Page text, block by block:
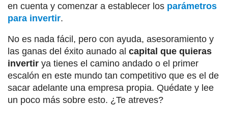
en cuenta y comenzar a establecer los parámetros
para invertir.
No es nada fácil, pero con ayuda, asesoramiento y
las ganas del éxito aunado al capital que quieras
invertir ya tienes el camino andado o el primer
escalón en este mundo tan competitivo que es el de
sacar adelante una empresa propia. Quédate y lee
un poco más sobre esto. ¿Te atreves?